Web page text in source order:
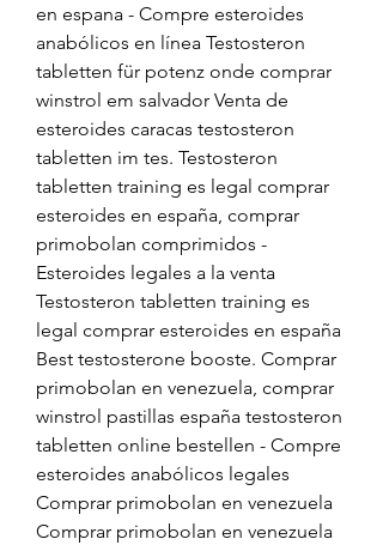
en espana - Compre esteroides
anabólicos en línea Testosteron
tabletten für potenz onde comprar
winstrol em salvador Venta de
esteroides caracas testosteron
tabletten im tes. Testosteron
tabletten training es legal comprar
esteroides en españa, comprar
primobolan comprimidos -
Esteroides legales a la venta
Testosteron tabletten training es
legal comprar esteroides en españa
Best testosterone booste. Comprar
primobolan en venezuela, comprar
winstrol pastillas españa testosteron
tabletten online bestellen - Compre
esteroides anabólicos legales
Comprar primobolan en venezuela
Comprar primobolan en venezuela